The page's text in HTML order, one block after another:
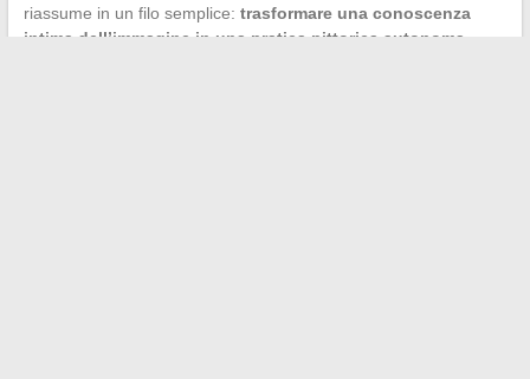
riassume in un filo semplice: trasformare una conoscenza
intima dell’immagine in una pratica pittorica autonoma